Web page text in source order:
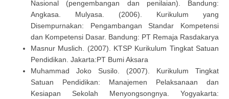
Nasional (pengembangan dan penilaian). Bandung:
Angkasa. Mulyasa. (2006). Kurikulum yang
Disempurnakan: Pengambangan Standar Kompetensi
dan Kompetensi Dasar. Bandung: PT Remaja Rasdakarya
Masnur Muslich. (2007). KTSP Kurikulum Tingkat Satuan
Pendidikan. Jakarta:PT Bumi Aksara
Muhammad Joko Susilo. (2007). Kurikulum Tingkat
Satuan Pendidikan: Manajemen Pelaksanaan dan
Kesiapan Sekolah Menyongsongnya. Yogyakarta: